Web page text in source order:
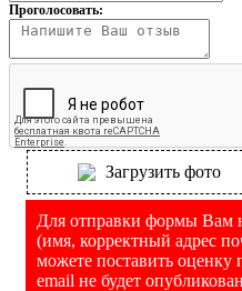
Проголосовать:
Загрузить фото
Для отправки формы Вам
(имя, корректный адрес
можете поставить
email не будет